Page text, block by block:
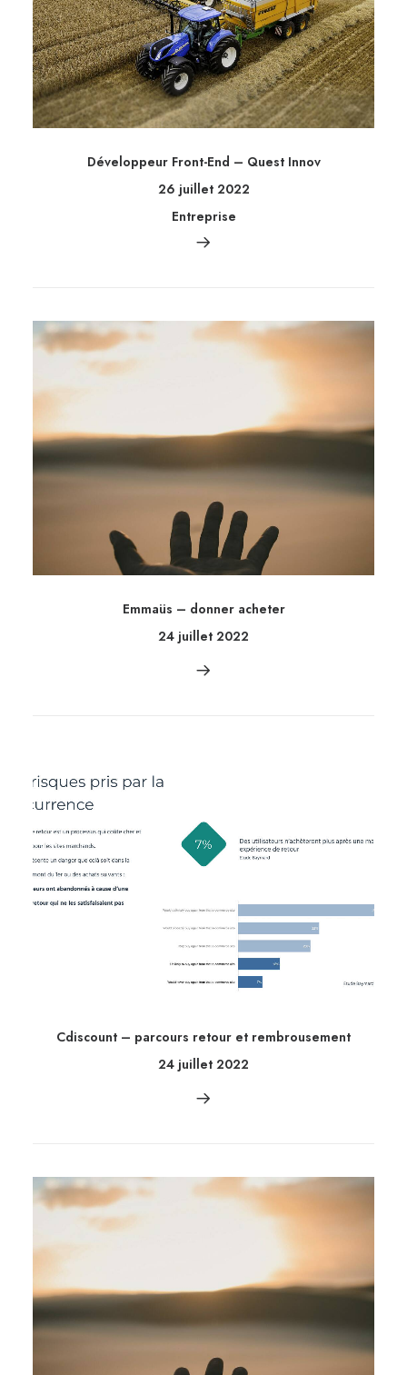
Développeur Front-End – Quest Innov
26 juillet 2022
Entreprise
Emmaüs – donner acheter
24 juillet 2022
Cdiscount – parcours retour et rembrousement
24 juillet 2022